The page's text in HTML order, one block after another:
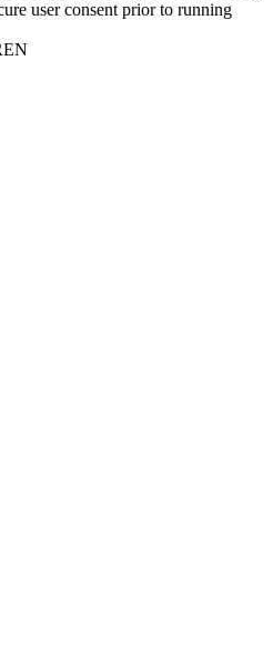
user consent prior to running